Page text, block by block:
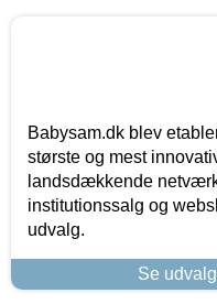
Babysam.dk blev
største og mest
landsdækkende
institutionssalg og
udvalg.
Se